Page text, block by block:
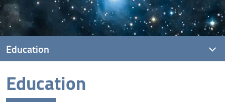
Education
Education
Degree courses
PhD in Physics and Astronomy